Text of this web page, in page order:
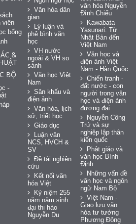
viên
bổng
&
BỘ
-
Văn hóa dân
gian
Lý luận và
phê bình văn
học
VH nước
ngoài & VH so
sánh
Văn học Việt
Nam
Sân khấu và
điện ảnh
Văn hóa, lịch
sử, triết học
Giáo dục
Luận văn
NCS, HVCH &
SV
Đề tài nghiên
cứu
Kết nối văn
hóa Việt
Kỷ niệm 255
năm năm sinh
đại thi hào
Nguyễn Du
văn hóa Nguyễn
Đình Chiểu
Kawabata
Yasunari: Từ
Nhật Bản đến
Việt Nam
Văn học và
điện ảnh Việt
Nam - Hàn Quốc
Chiến tranh -
đất nước - con
người trong văn
học và điện ảnh
đương đại
Nguyễn Công
Trứ và sự
nghiệp lập thân
kiến quốc
Phật giáo và
văn học Bình
Định
Những vấn đề
văn học và ngôn
ngữ Nam Bộ
Việt Nam -
Giao lưu văn
hóa tư tưởng
Phương Đông